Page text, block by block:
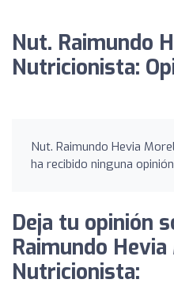
Nut. Raimundo
Nutricionista:
Nut. Raimundo Hevia
ha recibido ninguna
Deja tu opinión
Raimundo
Nutricionista: